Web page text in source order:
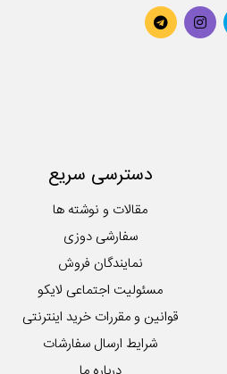
دسترسی سریع
مقالات و نوشته ها
سفارشی دوزی
نمایندگان فروش
مسئولیت اجتماعی لایکو
قوانین و مقررات خرید اینترنتی
شرایط ارسال سفارشات